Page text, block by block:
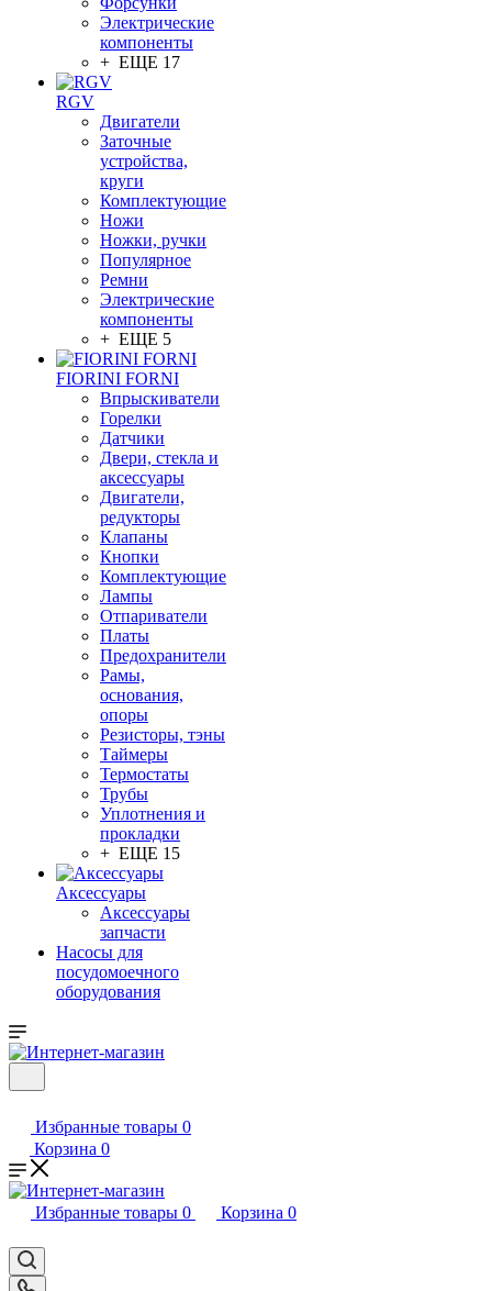
Электрические
компоненты
+ ЕЩЕ 17
RGV
Двигатели
Заточные
устройства,
круги
Комплектующие
Ножи
Ножки, ручки
Популярное
Ремни
Электрические
компоненты
+ ЕЩЕ 5
FIORINI FORNI
Впрыскиватели
Горелки
Датчики
Двери, стекла и
аксессуары
Двигатели,
редукторы
Клапаны
Кнопки
Комплектующие
Лампы
Отпариватели
Платы
Предохранители
Рамы,
основания,
опоры
Резисторы, тэны
Таймеры
Термостаты
Трубы
Уплотнения и
прокладки
+ ЕЩЕ 15
Аксессуары
Аксессуары
запчасти
Насосы для
посудомоечного
оборудования
Избранные товары 0
Корзина 0
Избранные товары 0 Корзина 0